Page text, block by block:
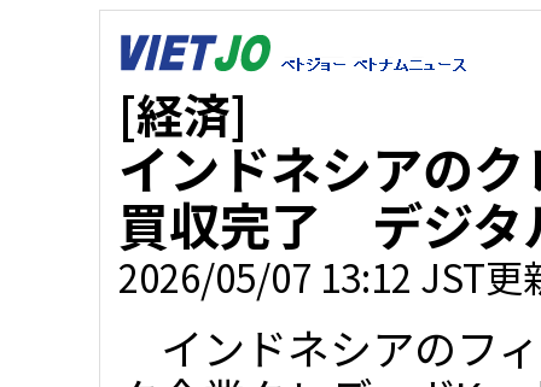
[経済]
インドネシアの
買収完了 デジタ
2026/05/07 13:12 JST更
インドネシアのフ